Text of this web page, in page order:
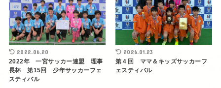
2022.06.20
2022年 一宮サッカー連盟 理事
長杯 第15回 少年サッカーフェ
スティバル
2026.01.23
第４回 ママ＆キッズサッカーフ
ェスティバル